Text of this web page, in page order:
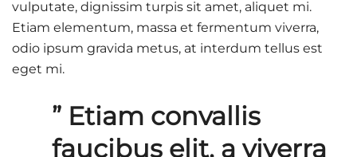
vulputate, dignissim turpis sit amet, aliquet mi.
Etiam elementum, massa et fermentum viverra,
odio ipsum gravida metus, at interdum tellus est
eget mi.
” Etiam convallis
faucibus elit, a viverra